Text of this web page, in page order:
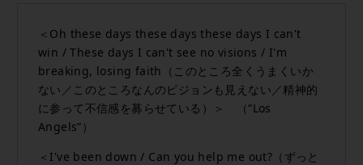
＜Oh these days these days these days I can't
win / These days I can't see no visions / I'm
breaking, losing faith（このところ全くうまくいか
ない／このところなんのビジョンも見えない／精神的
に参って不信感を募らせている）＞ （“Los
Angels”）
＜I've been down / Can you help me out?（ずっと